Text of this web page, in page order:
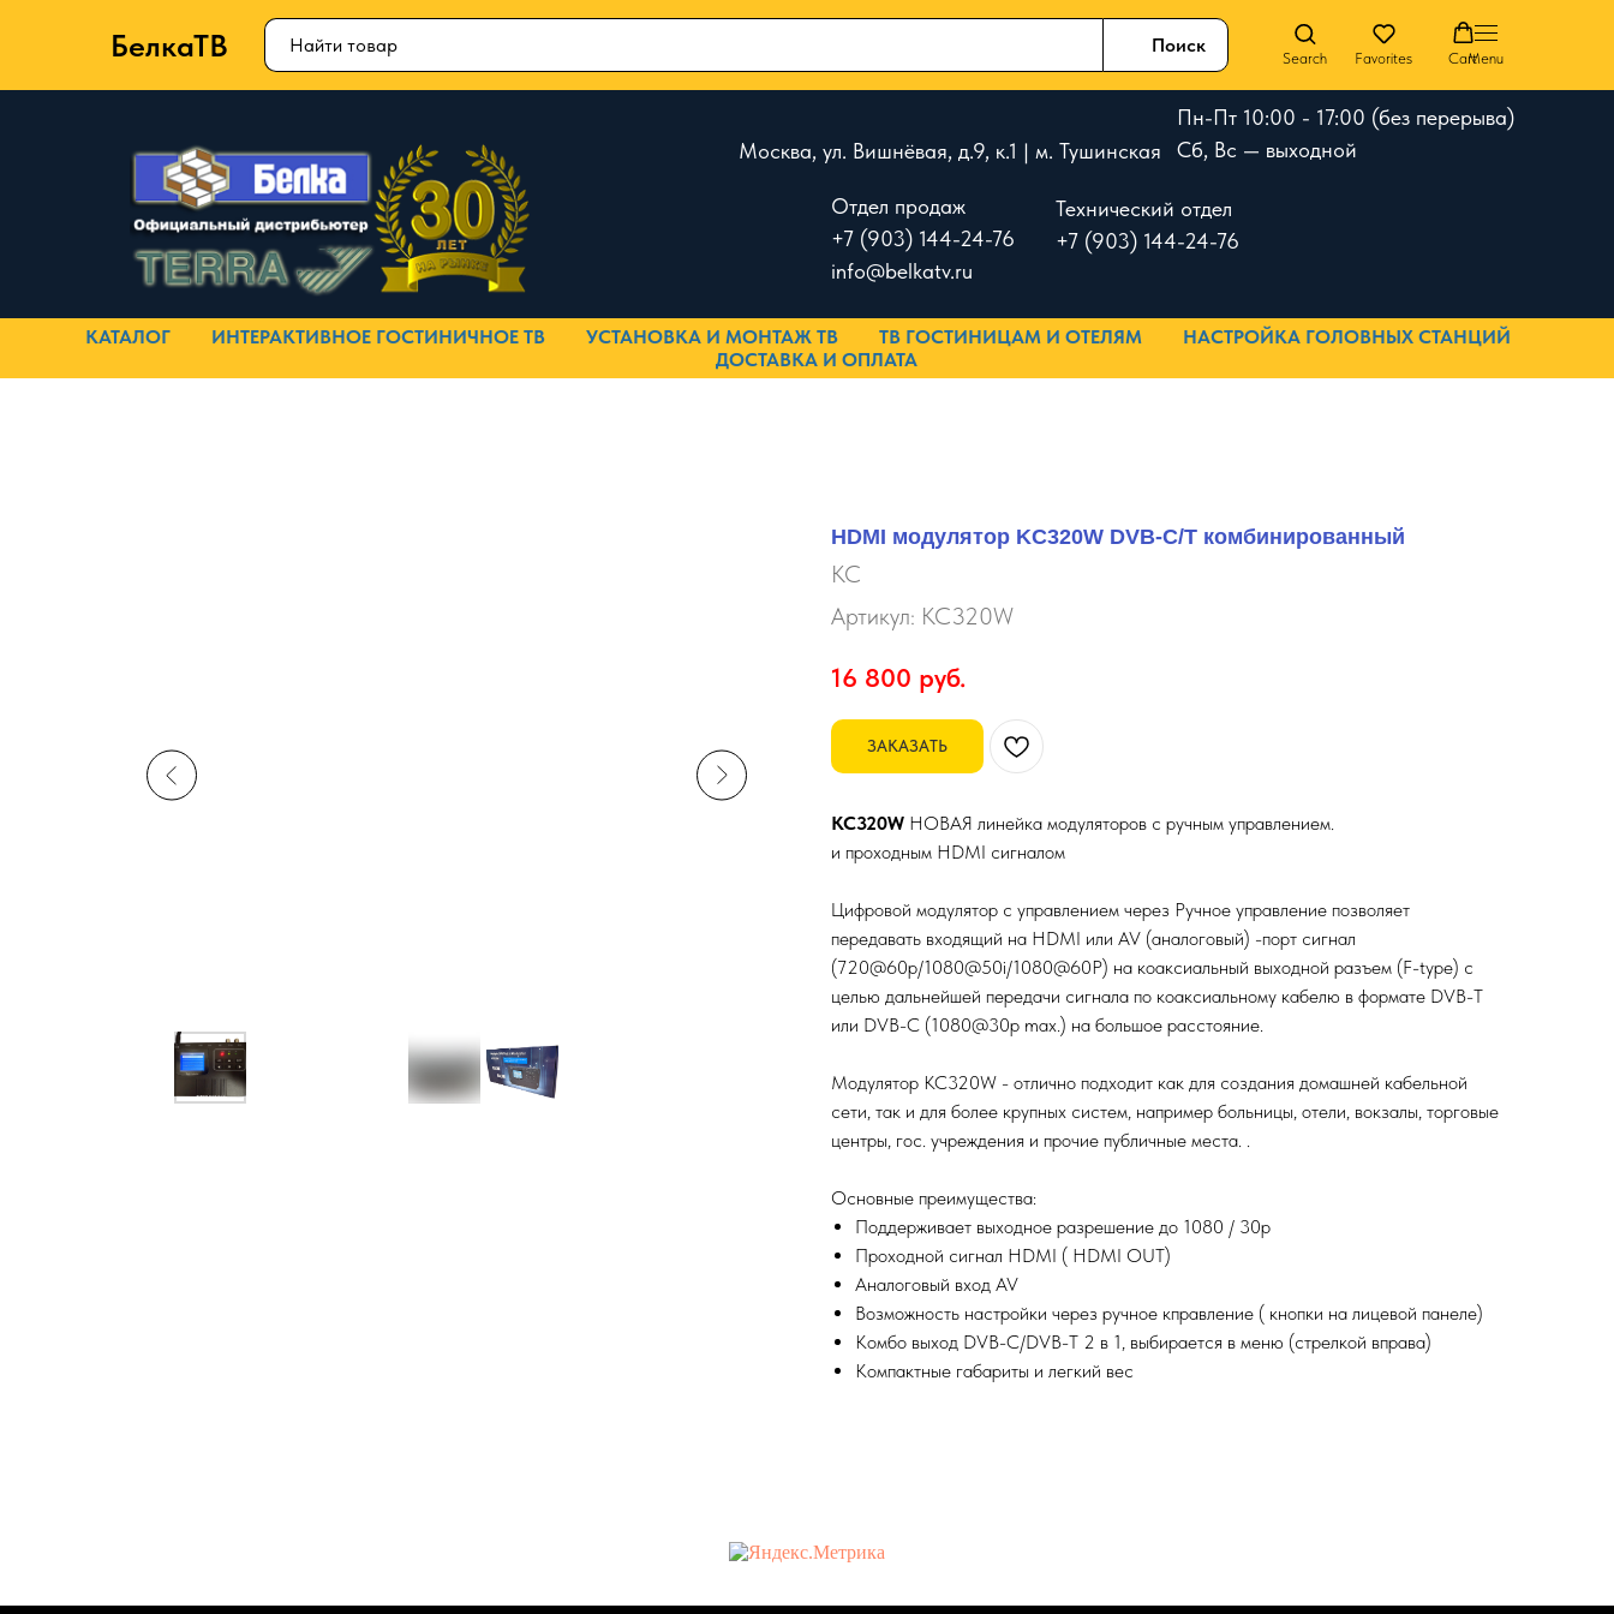
БелкаТВ Поиск
Search Favorites CartMenu
Москва, ул. Вишнёвая, д.9, к.1 | м. Тушинская
Отдел продаж
+7 (903) 144-24-76
info@belkatv.ru
Пн-Пт 10:00 - 17:00 (без перерыва)
Сб, Вс — выходной
Технический отдел
+7 (903) 144-24-76
КАТАЛОГ ИНТЕРАКТИВНОЕ ГОСТИНИЧНОЕ ТВ УСТАНОВКА И МОНТАЖ ТВ ТВ ГОСТИНИЦАМ И ОТЕЛЯМ
НАСТРОЙКА ГОЛОВНЫХ СТАНЦИЙ
ДОСТАВКА И ОПЛАТА
HDMI модулятор KC320W DVB-C/T комбинированный
KC
Артикул: KC320W
16 800 руб.
ЗАКАЗАТЬ
KC320W НОВАЯ линейка модуляторов с ручным управлением.
и проходным HDMI сигналом
Цифровой модулятор с управлением через Ручное управление позволяет
передавать входящий на HDMI или AV (аналоговый) -порт сигнал
(720@60p/1080@50i/1080@60P) на коаксиальный выходной разъем (F-type) с
целью дальнейшей передачи сигнала по коаксиальному кабелю в формате DVB-T
или DVB-C (1080@30p max.) на большое расстояние.
Модулятор КС320W - отлично подходит как для создания домашней кабельной
сети, так и для более крупных систем, например больницы, отели, вокзалы, торговые
центры, гос. учреждения и прочие публичные места. .
Основные преимущества:
Поддерживает выходное разрешение до 1080 / 30p
Проходной сигнал HDMI ( HDMI OUT)
Аналоговый вход AV
Возможность настройки через ручное кправление ( кнопки на лицевой панеле)
Комбо выход DVB-C/DVB-T 2 в 1, выбирается в меню (стрелкой вправа)
Компактные габариты и легкий вес